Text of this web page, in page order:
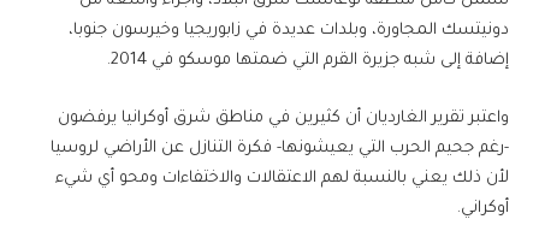
دونيتسك المجاورة، وبلدات عديدة في زابوريجيا وخيرسون جنوبا،
إضافة إلى شبه جزيرة القرم التي ضمتها موسكو في 2014.
واعتبر تقرير الغارديان أن كثيرين في مناطق شرق أوكرانيا يرفضون
-رغم جحيم الحرب التي يعيشونها- فكرة التنازل عن الأراضي لروسيا
لأن ذلك يعني بالنسبة لهم الاعتقالات والاختفاءات ومحو أي شيء
أوكراني.